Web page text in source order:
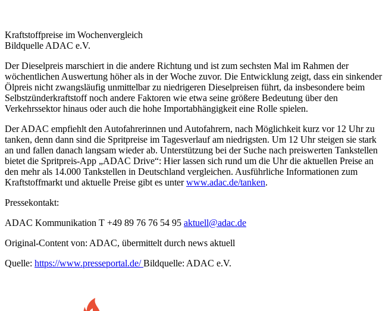
Kraftstoffpreise im Wochenvergleich
Bildquelle ADAC e.V.
Der Dieselpreis marschiert in die andere Richtung und ist zum sechsten Mal im Rahmen der
wöchentlichen Auswertung höher als in der Woche zuvor. Die Entwicklung zeigt, dass ein sinkender
Ölpreis nicht zwangsläufig unmittelbar zu niedrigeren Dieselpreisen führt, da insbesondere beim
Selbstzünderkraftstoff noch andere Faktoren wie etwa seine größere Bedeutung über den
Verkehrssektor hinaus oder auch die hohe Importabhängigkeit eine Rolle spielen.
Der ADAC empfiehlt den Autofahrerinnen und Autofahrern, nach Möglichkeit kurz vor 12 Uhr zu
tanken, denn dann sind die Spritpreise im Tagesverlauf am niedrigsten. Um 12 Uhr steigen sie stark
an und fallen danach langsam wieder ab. Unterstützung bei der Suche nach preiswerten Tankstellen
bietet die Spritpreis-App „ADAC Drive“: Hier lassen sich rund um die Uhr die aktuellen Preise an
den mehr als 14.000 Tankstellen in Deutschland vergleichen. Ausführliche Informationen zum
Kraftstoffmarkt und aktuelle Preise gibt es unterwww.adac.de/tanken.
Pressekontakt:
ADAC Kommunikation T +49 89 76 76 54 95 aktuell@adac.de
Original-Content von: ADAC, übermittelt durch news aktuell
Quelle: https://www.presseportal.de/Bildquelle: ADAC e.V.